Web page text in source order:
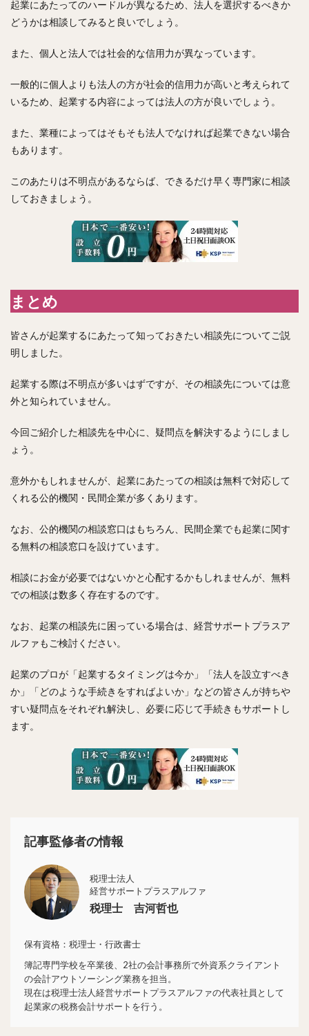
起業にあたってのハードルが異なるため、法人を選択するべきか
どうかは相談してみると良いでしょう。
また、個人と法人では社会的な信用力が異なっています。
一般的に個人よりも法人の方が社会的信用力が高いと考えられて
いるため、起業する内容によっては法人の方が良いでしょう。
また、業種によってはそもそも法人でなければ起業できない場合
もあります。
このあたりは不明点があるならば、できるだけ早く専門家に相談
しておきましょう。
まとめ
皆さんが起業するにあたって知っておきたい相談先についてご説
明しました。
起業する際は不明点が多いはずですが、その相談先については意
外と知られていません。
今回ご紹介した相談先を中心に、疑問点を解決するようにしまし
ょう。
意外かもしれませんが、起業にあたっての相談は無料で対応して
くれる公的機関・民間企業が多くあります。
なお、公的機関の相談窓口はもちろん、民間企業でも起業に関す
る無料の相談窓口を設けています。
相談にお金が必要ではないかと心配するかもしれませんが、無料
での相談は数多く存在するのです。
なお、起業の相談先に困っている場合は、経営サポートプラスア
ルファもご検討ください。
起業のプロが「起業するタイミングは今か」「法人を設立すべき
か」「どのような手続きをすればよいか」などの皆さんが持ちや
すい疑問点をそれぞれ解決し、必要に応じて手続きもサポートし
ます。
記事監修者の情報
税理士法人
経営サポートプラスアルファ
税理士 吉河哲也
保有資格：税理士・行政書士
簿記専門学校を卒業後、2社の会計事務所で外資系クライアント
の会計アウトソーシング業務を担当。
現在は税理士法人経営サポートプラスアルファの代表社員として
起業家の税務会計サポートを行う。